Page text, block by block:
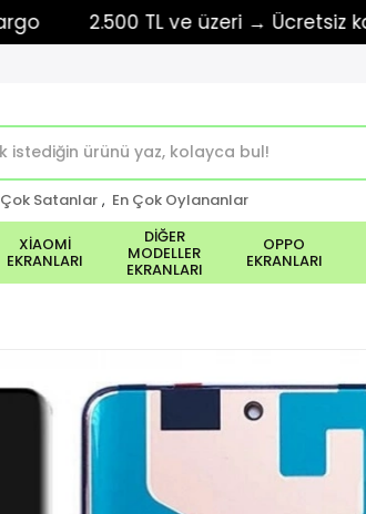
2.500 TL ve üzeri → Ücretsiz kargo
Çok Satanlar , En Çok Oylananlar
XİAOMİ
EKRANLARI
DİĞER
MODELLER
EKRANLARI
OPPO
EKRANLARI